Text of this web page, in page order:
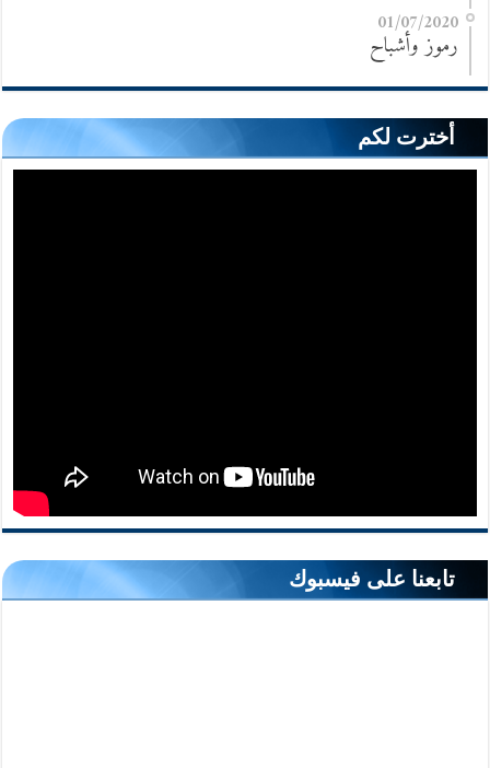
01/07/2020
رموز وأشباح
أخترت لكم
تابعنا على فيسبوك